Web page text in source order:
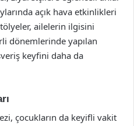
açık hava etkinlikleri
ailelerin ilgisini
dönemlerinde yapılan
keyfini daha da
çocukların da keyifli vakit